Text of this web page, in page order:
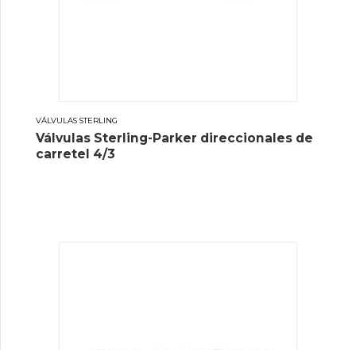
VÁLVULAS STERLING
Válvulas Sterling-Parker direccionales de
carretel 4/3